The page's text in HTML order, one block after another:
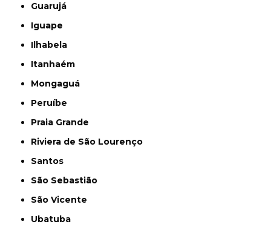
Guarujá
Iguape
Ilhabela
Itanhaém
Mongaguá
Peruíbe
Praia Grande
Riviera de São Lourenço
Santos
São Sebastião
São Vicente
Ubatuba